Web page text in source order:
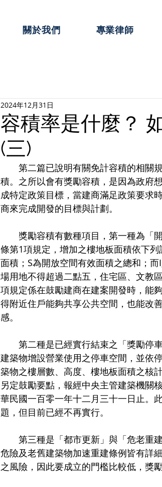
關於我們 專業律師
容積率是什麼？
(三)
2024年12月31日
第二篇已說明有關免計容積的相關規
積。之所以會有獎勵容積，是因為政府
成特定政策目標，當建商滿足政策要求
商來完成開發的目標與計劃。
獎勵容積有數種項目，第一種為「開
條第1項規定，增加之樓地板面積依下
面積；S為開放空間有效面積之總和；
場用地不得超過二點五，住宅區、文教
項規定係在鼓勵建商在建案開發時，能
得附近住戶能夠共享公共空間，也能改
感。
第二種是已經實行結束之「獎勵停車
建築物增設營業使用之停車空間，並依
築物之樓層數、高度、樓地板面積之核
另定鼓勵要點，報經中央主管建築機關
華民國一百零一年十二月三十一日止。
題，但目前已經不再實行。
第三種是「都市更新」與「危老重建
危險及老舊建築物加速重建條例皆有詳
之風險，因此要成立的門檻比較低，獎